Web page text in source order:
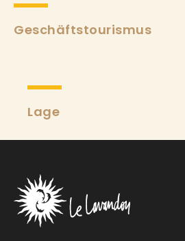
Geschäftstourismus
Lage